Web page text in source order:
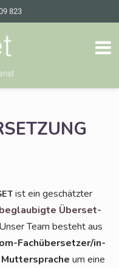
823
ist ein geschätz­ter
beglau­big­te Über­set­
Team besteht aus
Fach­über­set­zer/in­
Mut­ter­spra­che um eine